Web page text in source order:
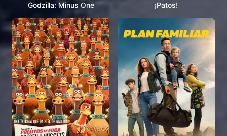
Godzilla: Minus One ¡Patos!